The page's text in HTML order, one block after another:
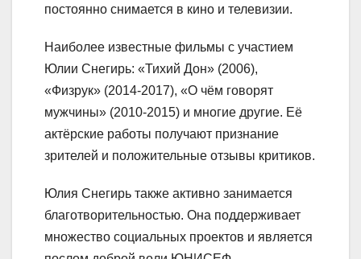
постоянно снимается в кино и телевизии.
Наиболее известные фильмы с участием
Юлии Снегирь: «Тихий Дон» (2006),
«Физрук» (2014-2017), «О чём говорят
мужчины» (2010-2015) и многие другие. Её
актёрские работы получают признание
зрителей и положительные отзывы критиков.
Юлия Снегирь также активно занимается
благотворительностью. Она поддерживает
множество социальных проектов и является